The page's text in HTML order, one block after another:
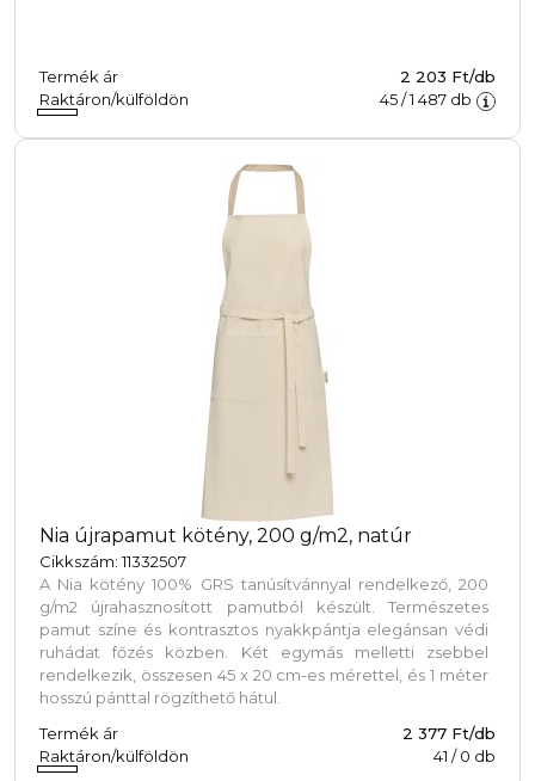
Termék ár
2 203 Ft/db
Raktáron/külföldön
45/1 487 db
Nia újrapamut kötény, 200 g/m2, natúr
Cikkszám: 11332507
A Nia kötény 100% GRS tanúsítvánnyal rendelkező, 200
g/m2 újrahasznosított pamutból készült. Természetes
pamut színe és kontrasztos nyakkpántja elegánsan védi
ruhádat főzés közben. Két egymás melletti zsebbel
rendelkezik, összesen 45 x 20 cm-es mérettel, és 1 méter
hosszú pánttal rögzíthető hátul.
Termék ár
2 377 Ft/db
Raktáron/külföldön
41 /0 db